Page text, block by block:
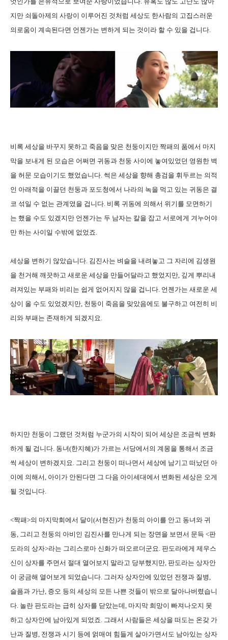
지만 쇠돌아제의 사랑이 이루어진 것처럼 세상도 한사람의 고집스러운
의로움이 계속된다면 언젠가는 변하게 되는 것이라 할 수 있을 겁니다.
비록 세상을 바꾸지 못하고 죽음을 맞은 천둥이지만 짝패의 품에서 마지
막을 보내게 된 모습은 어쩌면 귀동과 천둥 사이에 놓여있었던 영원한 벽
을 허문 모습이기도 했었습니다. 썩은 세상을 향해 총검을 휘두르는 의적
인 아래적을 이끌던 천둥과 포도청에서 나라의 녹을 먹고 있는 귀동은 결
코 섞일 수 없는 관계였을 겁니다. 비록 귀동에 의해서 위기를 모면하기
는 했을 수도 있겠지만 언젠가는 두 남자는 칼을 잡고 서로에게 겨누어야
만 하는 사이일 수밖에 없었죠.
세상을 변하기 않았습니다. 김진사는 벼슬을 내려놓고 그 자리에 김생원
을 천거해 깨끗하고 새로운 세상을 만들어달라고 했었지만, 깊게 뿌리내
려져있는 부패와 비리는 쉽게 없어지지 않을 겁니다. 언젠가는 새로운 세
상이 올 수도 있었겠지만, 천둥이 죽음을 맞았음에도 불구하고 여전히 비
리와 부패는 존재하게 되겠지요.
하지만 천둥이 그랬던 것처럼 누군가의 시작이 되어 세상은 조금씩 변화
하게 될 겁니다. 동녀(한지혜)가 가르는 서당에서의 계몽을 통해서 조금
씩 세상이 변하겠지요. 그리고 천둥이 떠나면서 세상에 남기고 떠났던 아
이에 의해서, 아이가 안된다면 그 다음 아이세대에서 변화된 세상은 오게
될 것입니다.
<짝패>의 마지막회에서 달이(서현진)가 천둥의 아이를 안고 동녀와 귀
동, 그리고 천둥의 아비인 김진사를 만나게 되는 장면을 보면서 문득 <판
도라의 상자>라는 그리스로마 신화가 떠오르더군요. 판도라에게 제우스
신이 상자를 주면서 절대 열어보지 말라고 당부했지만, 판도라는 상자안
이 궁금해 열어보게 되었습니다. 그러자 상자안에 있었던 전쟁과 질병,
슬픔과 가난, 증오 등의 세상의 모든 나쁜 것들이 밖으로 달아나버렸습니
다. 놀란 판도라는 급히 상자를 닫았는데, 마지막 희망이 빠져나오지 못
하고 상자안에 남아있게 되었죠. 그래서 사람들은 세상을 떠도는 온갖 가
난과 질병, 전쟁과 시기 등에 얽매여 힘들게 살아가면서도 남아있는 상자